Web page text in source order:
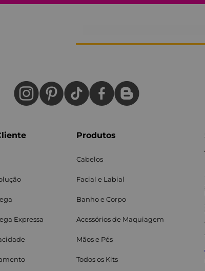
Expressa
Produtos
Cabelos
Facial e Labial
Banho e Corpo
Acessórios de Maquiagem
Mãos e Pés
Todos os Kits